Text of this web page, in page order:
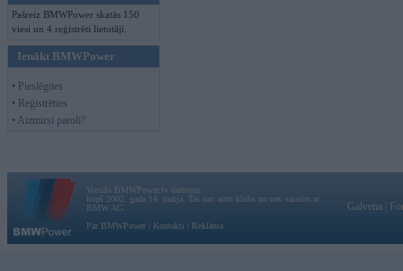
Pašreiz BMWPower skatās 150
viesi un 4 reģistrēti lietotāji.
Ienākt BMWPower
• Pieslēgties
• Reģistrēties
• Aizmirsi paroli?
Vortāls BMWPower.lv darbojas
kopš 2002. gada 14. maija. Tas nav auto klubs un nav saistīts ar
BMW AG.
Par BMWPower
Kontakti Reklāma
Galvena